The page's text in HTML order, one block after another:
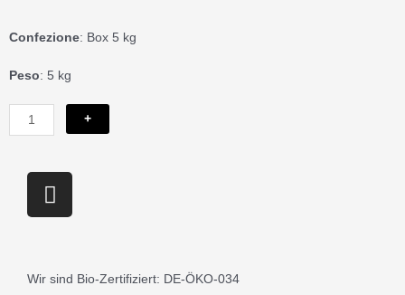
Confezione: Box 5 kg
Peso: 5 kg
Canditi
Arancia
Crispo
quantità
+
I
n
a
Wir sind Bio-Zertifiziert: DE-ÖKO-034